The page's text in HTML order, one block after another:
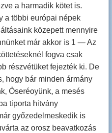
a harmadik kötet is.
a többi európai népek
közepett mennyire
már akkor is 1 — Az
fogva csak
részvétüket fejezték ki. De
hogy bár minden ármány
Öseréoyünk, a mesés
tiporta hitvány
győzedelmeskedik is
az orosz beavatkozás